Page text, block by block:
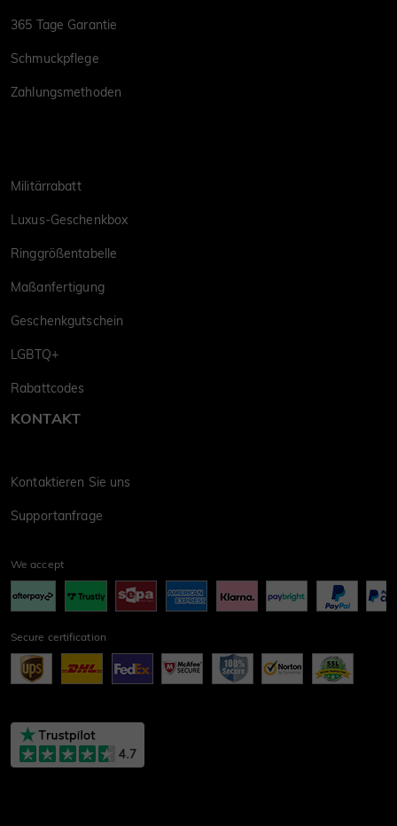
365 Tage Garantie
Schmuckpflege
Zahlungsmethoden
Militärrabatt
Luxus-Geschenkbox
Ringgrößentabelle
Maßanfertigung
Geschenkgutschein
LGBTQ+
Rabattcodes
KONTAKT
Kontaktieren Sie uns
Supportanfrage
We accept
Secure certification